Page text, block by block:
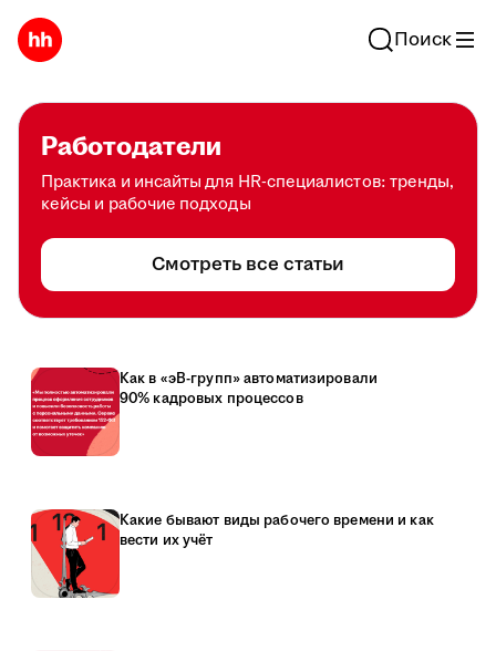
Поиск
Работодатели
Практика и инсайты для HR-специалистов: тренды,
кейсы и рабочие подходы
Смотреть все статьи
Как в «эВ-групп» автоматизировали
90% кадровых процессов
Какие бывают виды рабочего времени и как
вести их учёт